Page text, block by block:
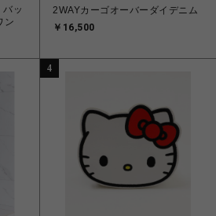
バッ
ン
2WAYカーゴオーバーダイデニム
￥16,500
4